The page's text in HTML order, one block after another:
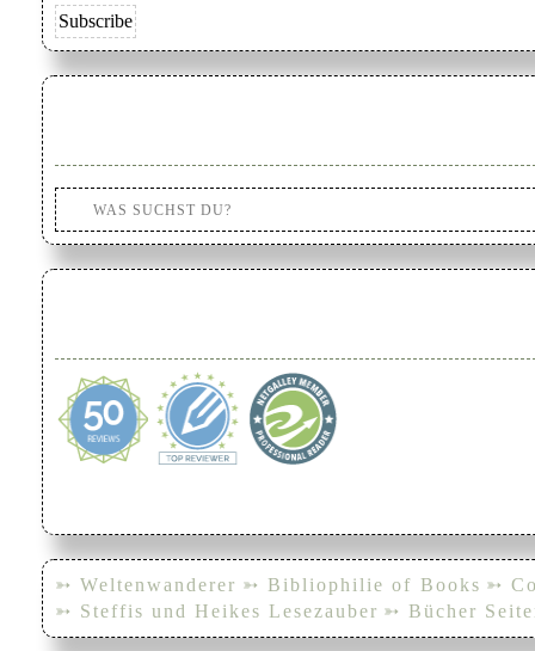
➳ Weltenwanderer ➳ Bibliophilie of Books ➳
➳ Steffis und Heikes Lesezauber ➳ Bücher